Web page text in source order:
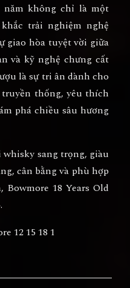
năm không chỉ là một
trải nghiệm nghệ
giao hòa tuyệt vời giữa
và kỹ nghệ chưng cất
là sự tri ân dành cho
thống, yêu thích
phá chiều sâu hương
sang trọng, giàu
cân bằng và phù hợp
Bowmore 18 Years Old